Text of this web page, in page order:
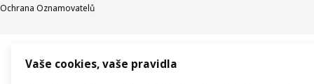
Ochrana Oznamovatelů
Vaše cookies, vaše pravidla